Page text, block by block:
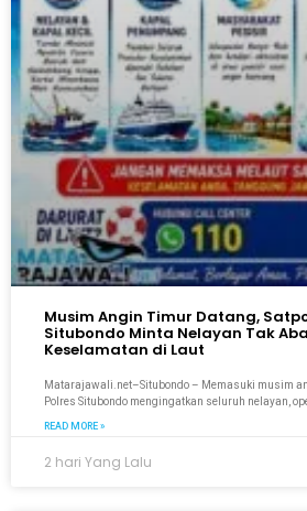
Musim Angin Timur Datang,
Situbondo Minta Nelayan Tak
Keselamatan di Laut
Matarajawali.net–Situbondo – Memasuki musim
Polres Situbondo mengingatkan seluruh nelayan,
READ MORE »
2 hari Yang Lalu